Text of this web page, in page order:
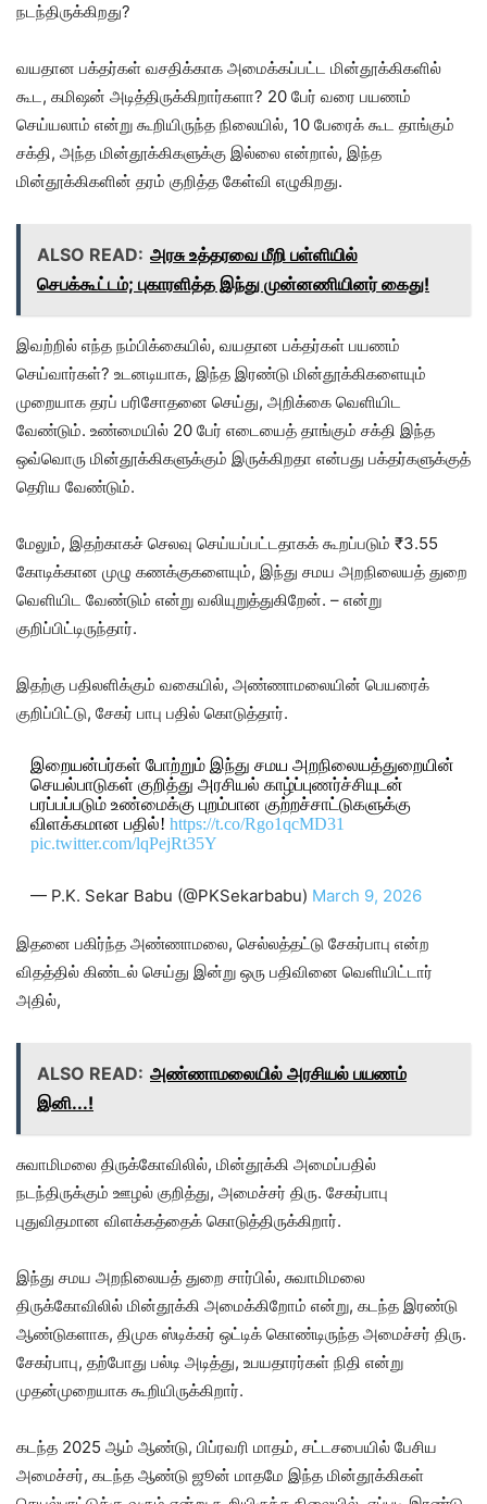
நடந்திருக்கிறது?
வயதான பக்தர்கள் வசதிக்காக அமைக்கப்பட்ட மின்தூக்கிகளில்
கூட, கமிஷன் அடித்திருக்கிறார்களா? 20 பேர் வரை பயணம்
செய்யலாம் என்று கூறியிருந்த நிலையில், 10 பேரைக் கூட தாங்கும்
சக்தி, அந்த மின்தூக்கிகளுக்கு இல்லை என்றால், இந்த
மின்தூக்கிகளின் தரம் குறித்த கேள்வி எழுகிறது.
ALSO READ: அரசு உத்தரவை மீறி பள்ளியில்
செபக்கூட்டம்; புகாரளித்த இந்து முன்னணியினர் கைது!
இவற்றில் எந்த நம்பிக்கையில், வயதான பக்தர்கள் பயணம்
செய்வார்கள்? உடனடியாக, இந்த இரண்டு மின்தூக்கிகளையும்
முறையாக தரப் பரிசோதனை செய்து, அறிக்கை வெளியிட
வேண்டும். உண்மையில் 20 பேர் எடையைத் தாங்கும் சக்தி இந்த
ஒவ்வொரு மின்தூக்கிகளுக்கும் இருக்கிறதா என்பது பக்தர்களுக்குத்
தெரிய வேண்டும்.
மேலும், இதற்காகச் செலவு செய்யப்பட்டதாகக் கூறப்படும் ₹3.55
கோடிக்கான முழு கணக்குகளையும், இந்து சமய அறநிலையத் துறை
வெளியிட வேண்டும் என்று வலியுறுத்துகிறேன். – என்று
குறிப்பிட்டிருந்தார்.
இதற்கு பதிலளிக்கும் வகையில், அண்ணாமலையின் பெயரைக்
குறிப்பிட்டு, சேகர் பாபு பதில் கொடுத்தார்.
இறையன்பர்கள் போற்றும் இந்து சமய அறநிலையத்துறையின்
செயல்பாடுகள் குறித்து அரசியல் காழ்ப்புணர்ச்சியுடன்
பரப்பப்படும் உண்மைக்கு புறம்பான குற்றச்சாட்டுகளுக்கு
விளக்கமான பதில்! https://t.co/Rgo1qcMD31
pic.twitter.com/lqPejRt35Y
— P.K. Sekar Babu (@PKSekarbabu) March 9, 2026
இதனை பகிர்ந்த அண்ணாமலை, செல்லத்தட்டு சேகர்பாபு என்ற
விதத்தில் கிண்டல் செய்து இன்று ஒரு பதிவினை வெளியிட்டார்
அதில்,
ALSO READ: அண்ணாமலையில் அரசியல் பயணம்
இனி...!
சுவாமிமலை திருக்கோவிலில், மின்தூக்கி அமைப்பதில்
நடந்திருக்கும் ஊழல் குறித்து, அமைச்சர் திரு. சேகர்பாபு
புதுவிதமான விளக்கத்தைக் கொடுத்திருக்கிறார்.
இந்து சமய அறநிலையத் துறை சார்பில், சுவாமிமலை
திருக்கோவிலில் மின்தூக்கி அமைக்கிறோம் என்று, கடந்த இரண்டு
ஆண்டுகளாக, திமுக ஸ்டிக்கர் ஒட்டிக் கொண்டிருந்த அமைச்சர் திரு.
சேகர்பாபு, தற்போது பல்டி அடித்து, உபயதாரர்கள் நிதி என்று
முதன்முறையாக கூறியிருக்கிறார்.
கடந்த 2025 ஆம் ஆண்டு, பிப்ரவரி மாதம், சட்டசபையில் பேசிய
அமைச்சர், கடந்த ஆண்டு ஜூன் மாதமே இந்த மின்தூக்கிகள்